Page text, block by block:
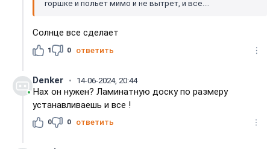
горшке и польет мимо и не вытрет, и все....
Солнце все сделает
1 0 ответить
Denker 14-06-2024, 20:44
Нах он нужен? Ламинатную доску по размеру
устанавливаешь и все !
0 0 ответить